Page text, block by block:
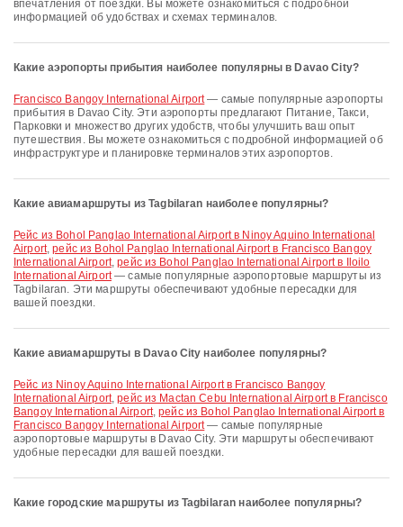
впечатления от поездки. Вы можете ознакомиться с подробной
информацией об удобствах и схемах терминалов.
Какие аэропорты прибытия наиболее популярны в Davao City?
Francisco Bangoy International Airport— самые популярные аэропорты
прибытия в Davao City. Эти аэропорты предлагают Питание, Такси,
Парковки и множество других удобств, чтобы улучшить ваш опыт
путешествия. Вы можете ознакомиться с подробной информацией об
инфраструктуре и планировке терминалов этих аэропортов.
Какие авиамаршруты из Tagbilaran наиболее популярны?
рейс из Bohol Panglao International Airport в Ninoy Aquino International
Airport,рейс из Bohol Panglao International Airport в Francisco Bangoy
International Airport,рейс из Bohol Panglao International Airport в Iloilo
International Airport— самые популярные аэропортовые маршруты из
Tagbilaran. Эти маршруты обеспечивают удобные пересадки для
вашей поездки.
Какие авиамаршруты в Davao City наиболее популярны?
рейс из Ninoy Aquino International Airport в Francisco Bangoy
International Airport,рейс из Mactan Cebu International Airport в Francisco
Bangoy International Airport,рейс из Bohol Panglao International Airport в
Francisco Bangoy International Airport— самые популярные
аэропортовые маршруты в Davao City. Эти маршруты обеспечивают
удобные пересадки для вашей поездки.
Какие городские маршруты из Tagbilaran наиболее популярны?